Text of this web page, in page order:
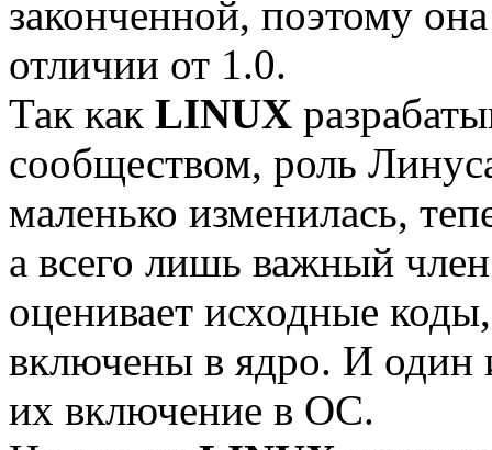
законченной, поэтому
отличии от 1.0.
Так как LINUX
сообществом, роль
маленько изменилась,
а всего лишь важный
оценивает исходные
включены в ядро. И один
их включение в ОС.